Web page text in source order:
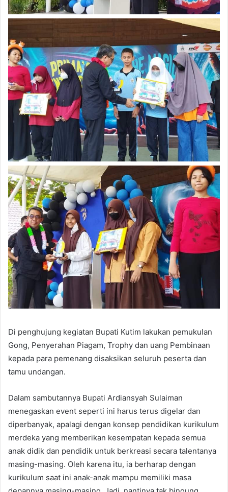
Di penghujung kegiatan Bupati Kutim lakukan pemukulan
Gong, Penyerahan Piagam, Trophy dan uang Pembinaan
kepada para pemenang disaksikan seluruh peserta dan
tamu undangan.
Dalam sambutannya Bupati Ardiansyah Sulaiman
menegaskan event seperti ini harus terus digelar dan
diperbanyak, apalagi dengan konsep pendidikan kurikulum
merdeka yang memberikan kesempatan kepada semua
anak didik dan pendidik untuk berkreasi secara talentanya
masing-masing. Oleh karena itu, ia berharap dengan
kurikulum saat ini anak-anak mampu memiliki masa